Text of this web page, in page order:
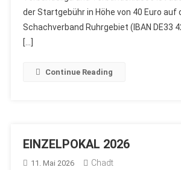
der Startgebühr in Höhe von 40 Euro auf
Schachverband Ruhrgebiet (IBAN DE33
[…]
Continue Reading
EINZELPOKAL 2026
11. Mai 2026 Chadt